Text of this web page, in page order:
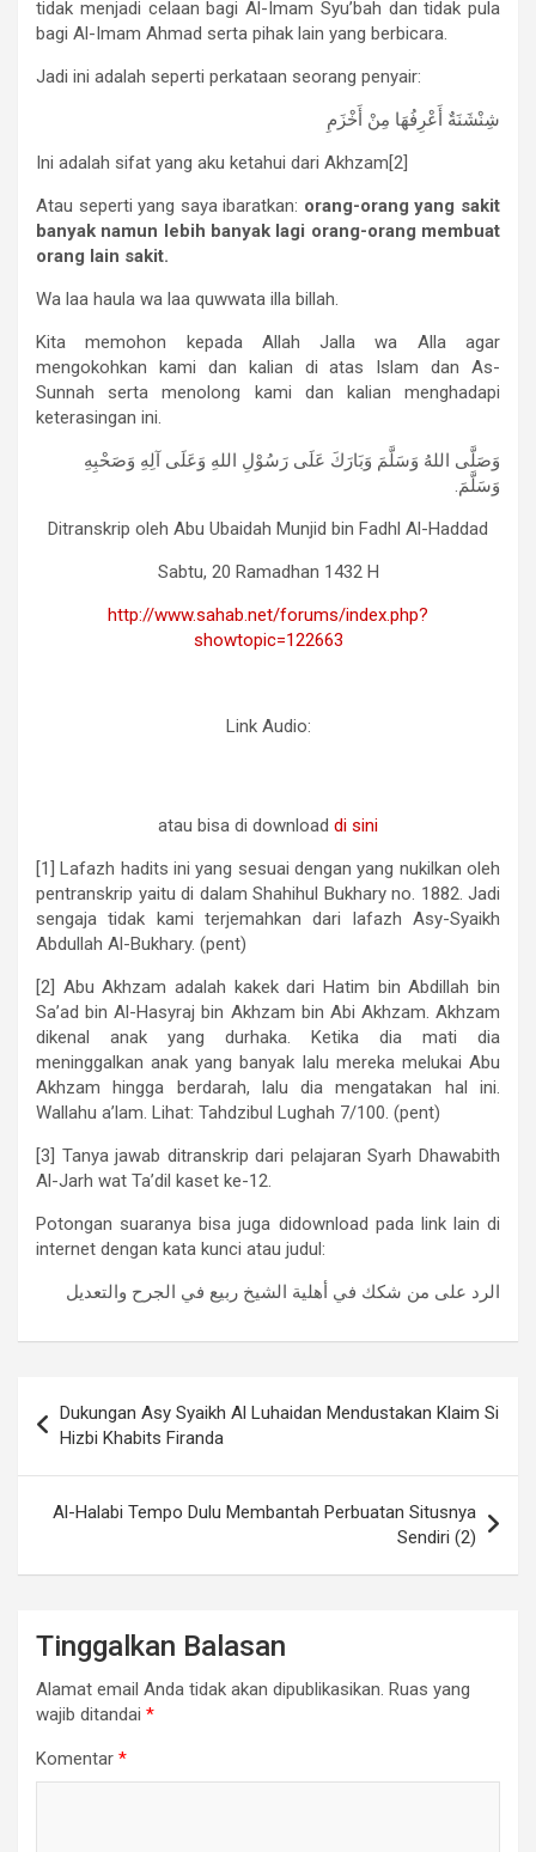
tidak menjadi celaan bagi Al-Imam Syu’bah dan tidak pula
bagi Al-Imam Ahmad serta pihak lain yang berbicara.
Jadi ini adalah seperti perkataan seorang penyair:
شِنْشَنَةٌ أَعْرِفُهَا مِنْ أَخْزَمِ
Ini adalah sifat yang aku ketahui dari Akhzam[2]
Atau seperti yang saya ibaratkan: orang-orang yang sakit
banyak namun lebih banyak lagi orang-orang membuat
orang lain sakit.
Wa laa haula wa laa quwwata illa billah.
Kita memohon kepada Allah Jalla wa Alla agar
mengokohkan kami dan kalian di atas Islam dan As-
Sunnah serta menolong kami dan kalian menghadapi
keterasingan ini.
وَصَلَّى اللهُ وَسَلَّمَ وَبَارَكَ عَلَى رَسُوْلِ اللهِ وَعَلَى آلِهِ وَصَحْبِهِ
وَسَلَّمَ.
Ditranskrip oleh Abu Ubaidah Munjid bin Fadhl Al-Haddad
Sabtu, 20 Ramadhan 1432 H
http://www.sahab.net/forums/index.php?
showtopic=122663
Link Audio:
atau bisa di download di sini
[1] Lafazh hadits ini yang sesuai dengan yang nukilkan oleh
pentranskrip yaitu di dalam Shahihul Bukhary no. 1882. Jadi
sengaja tidak kami terjemahkan dari lafazh Asy-Syaikh
Abdullah Al-Bukhary. (pent)
[2] Abu Akhzam adalah kakek dari Hatim bin Abdillah bin
Sa’ad bin Al-Hasyraj bin Akhzam bin Abi Akhzam. Akhzam
dikenal anak yang durhaka. Ketika dia mati dia
meninggalkan anak yang banyak lalu mereka melukai Abu
Akhzam hingga berdarah, lalu dia mengatakan hal ini.
Wallahu a’lam. Lihat: Tahdzibul Lughah 7/100. (pent)
[3] Tanya jawab ditranskrip dari pelajaran Syarh Dhawabith
Al-Jarh wat Ta’dil kaset ke-12.
Potongan suaranya bisa juga didownload pada link lain di
internet dengan kata kunci atau judul:
الرد على من شكك في أهلية الشيخ ربيع في الجرح والتعديل
pos
Dukungan Asy Syaikh Al Luhaidan Mendustakan Klaim Si
Hizbi Khabits Firanda
Al-Halabi Tempo Dulu Membantah Perbuatan Situsnya
Sendiri (2)
Tinggalkan Balasan
Alamat email Anda tidak akan dipublikasikan. Ruas yang
wajib ditandai *
Komentar *